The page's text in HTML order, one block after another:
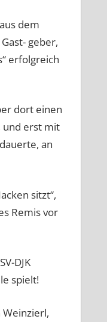
dem
geber,
erfolgreich
dort einen
und erst mit
an
sitzt“,
Remis vor
DJK
spielt!
Weinzierl,